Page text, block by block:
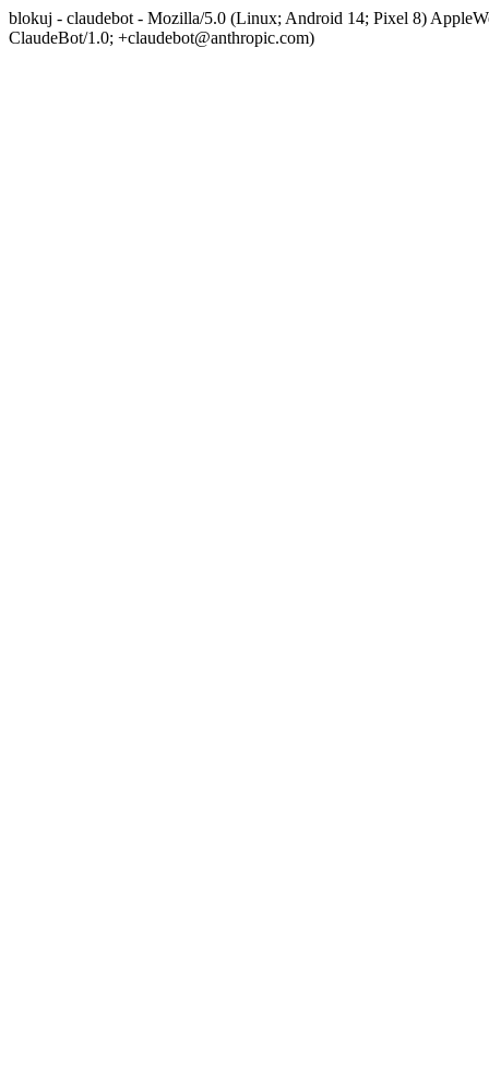
blokuj - claudebot - Mozilla/5.0 (Linux; Android 14; Pixel 8)
ClaudeBot/1.0; +claudebot@anthropic.com)